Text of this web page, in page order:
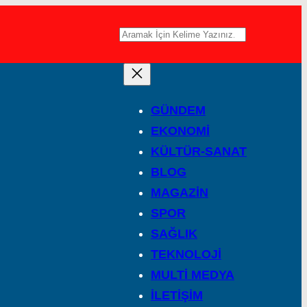
A
GÜNDEM
EKONOMİ
KÜLTÜR-SANAT
BLOG
MAGAZİN
SPOR
SAĞLIK
TEKNOLOJİ
MULTİ MEDYA
İLETİŞİM